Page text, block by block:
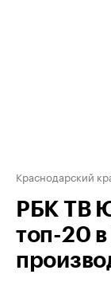
Краснодарский
РБК ТВ
топ-20